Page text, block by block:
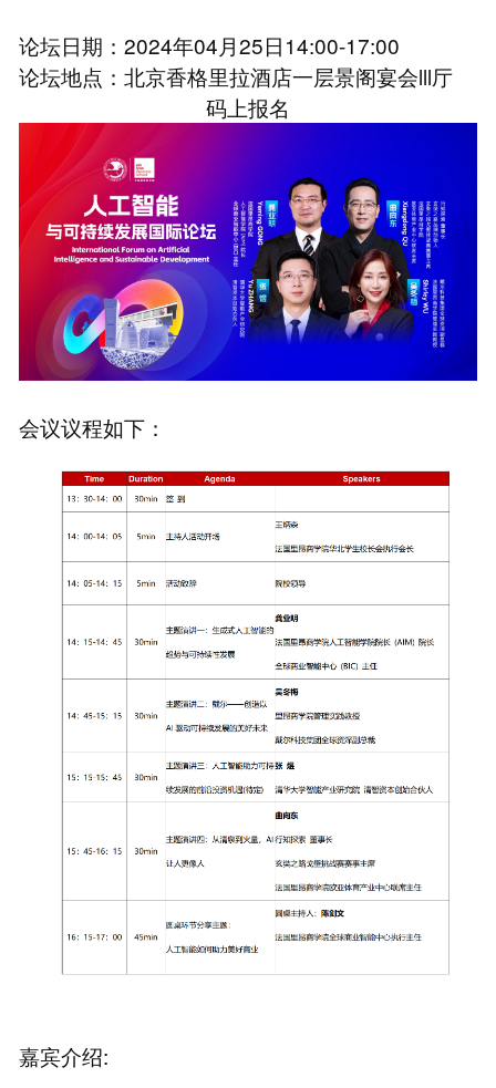
论坛日期：2024年04月25日14:00-17:00
论坛地点：北京香格里拉酒店一层景阁宴会lll厅
码上报名
会议议程如下：
嘉宾介绍: